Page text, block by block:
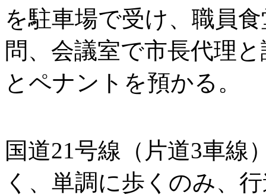
を駐車場で受け、職員
問、会議室で市長代理
とペナントを預かる。
国道21号線（片道3車線
く、単調に歩くのみ、